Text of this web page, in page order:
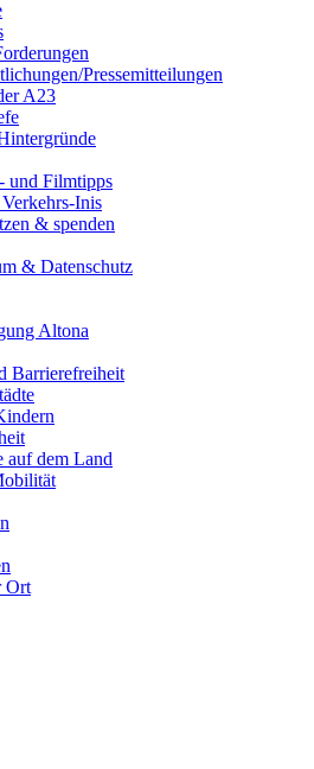
Pressemitteilungen
A23
und Filmtipps
Inis
& spenden
& Datenschutz
Altona
Barrierefreiheit
auf dem Land
Ort